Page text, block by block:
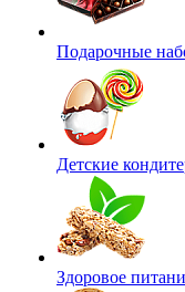
Подарочные
Детские
Здоровое